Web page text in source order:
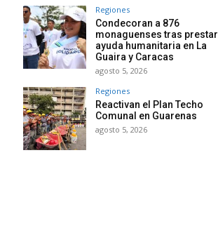
Regiones
Condecoran a 876
monaguenses tras prestar
ayuda humanitaria en La
Guaira y Caracas
agosto 5, 2026
Regiones
Reactivan el Plan Techo
Comunal en Guarenas
agosto 5, 2026